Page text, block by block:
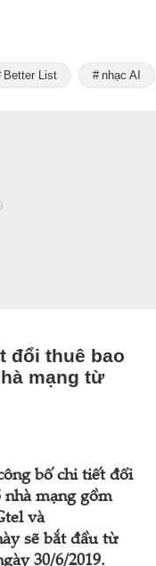
Better List nhạc AI
đổi thuê bao
mạng từ
bố chi tiết đổi
nhà mạng gồm
và
sẽ bắt đầu từ
30/6/2019.